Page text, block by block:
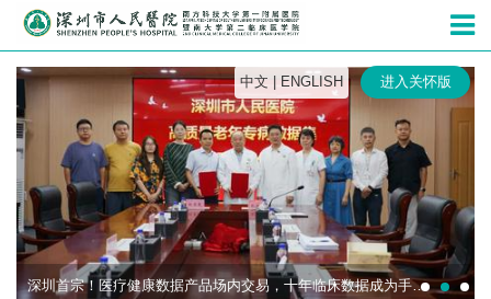
深圳市人民
中文 ENGLISH 进入关怀版
深圳首宗！医疗健康数据产品场内交易，十年临床数据成为手术机器人研发“燃料”